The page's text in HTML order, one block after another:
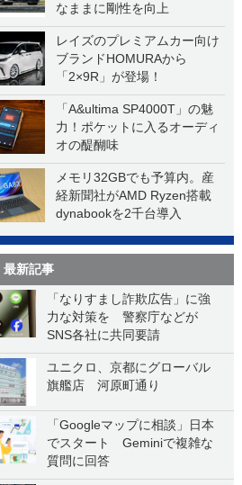
なままに剛性を向上
レイズのプレミアムカー向け
ブランドHOMURAから
「2×9R」が登場！
「A&ultima SP4000T」の魅
力！ポケットに入るオーディ
オの醍醐味
メモリ32GBでも予算内。産
経新聞社がAMD Ryzen搭載
dynabookを2千台導入
最新記事
「なりすまし詐欺広告」に強
力な対策を 警察庁などが
SNS各社に共同要請
ユニクロ、京都にグローバル
旗艦店 河原町通り
「Googleマップに相談」日本
でスタート Geminiで複雑な
質問に回答